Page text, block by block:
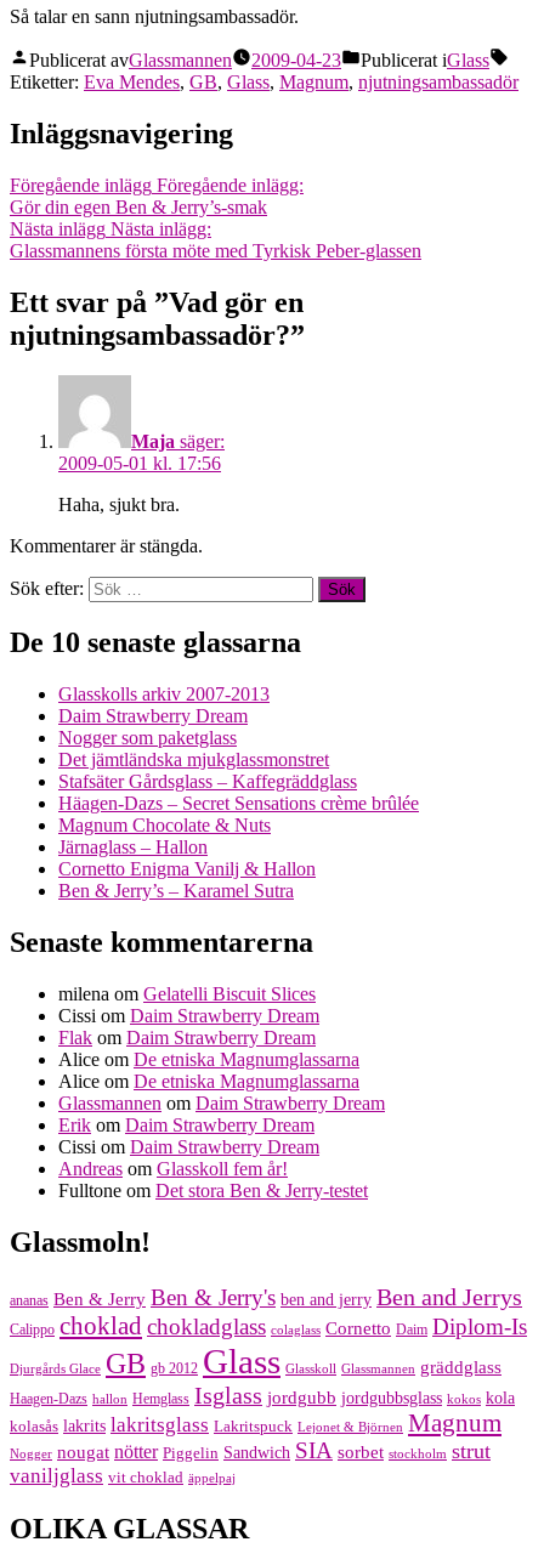
Så talar en sann njutningsambassadör.
Publicerat avGlassmannen 2009-04-23 Publicerat iGlass
Etiketter: Eva Mendes, GB, Glass, Magnum, njutningsambassadör
Inläggsnavigering
Föregående inlägg Föregående inlägg:
Gör din egen Ben & Jerry’s-smak
Nästa inlägg Nästa inlägg:
Glassmannens första möte med Tyrkisk Peber-glassen
Ett svar på ”Vad gör en
njutningsambassadör?”
Maja säger:
2009-05-01 kl. 17:56
Haha, sjukt bra.
Kommentarer är stängda.
Sök efter:
De 10 senaste glassarna
Glasskolls arkiv 2007-2013
Daim Strawberry Dream
Nogger som paketglass
Det jämtländska mjukglassmonstret
Stafsäter Gårdsglass – Kaffegräddglass
Häagen-Dazs – Secret Sensations crème brûlée
Magnum Chocolate & Nuts
Järnaglass – Hallon
Cornetto Enigma Vanilj & Hallon
Ben & Jerry’s – Karamel Sutra
Senaste kommentarerna
milena om Gelatelli Biscuit Slices
Cissi om Daim Strawberry Dream
Flak om Daim Strawberry Dream
Alice om De etniska Magnumglassarna
Alice om De etniska Magnumglassarna
Glassmannen om Daim Strawberry Dream
Erik om Daim Strawberry Dream
Cissi om Daim Strawberry Dream
Andreas om Glasskoll fem år!
Fulltone om Det stora Ben & Jerry-testet
Glassmoln!
ananas Ben & Jerry Ben & Jerry's ben and jerry Ben and Jerrys
Calippo choklad chokladglass colaglass Cornetto Daim Diplom-Is
Djurgårds Glace GB gb 2012 Glass Glasskoll Glassmannen gräddglass
Haagen-Dazs hallon Hemglass Isglass jordgubb jordgubbsglass kokos kola
kolasås lakrits lakritsglass Lakritspuck Lejonet & Björnen Magnum
Nogger nougat nötter Piggelin Sandwich SIA sorbet stockholm strut
vaniljglass vit choklad äppelpaj
OLIKA GLASSAR